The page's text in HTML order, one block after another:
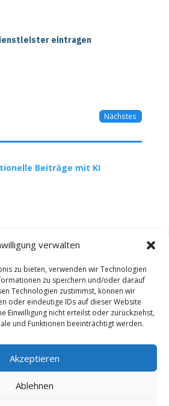
verwalten
zu bieten, verwenden wir Technologien
zu speichern und/oder darauf
Technologien zustimmst, können wir
oder eindeutige IDs auf dieser Website
Einwilligung nicht erteilst oder zurückziehst,
und Funktionen beeinträchtigt werden.
Akzeptieren
Ablehnen
eintragen
Nächstes
Beiträge mit KI
Datenschutz
buchen
AGB
| Web24 Consulting AVO UG |
*Werbehinweis: Die ist ein
Dienstleistern und Fachbetrieben
Wenn Sie bei den
Angebot anfordern oder etwas